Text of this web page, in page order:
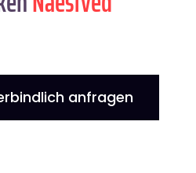
anfragen